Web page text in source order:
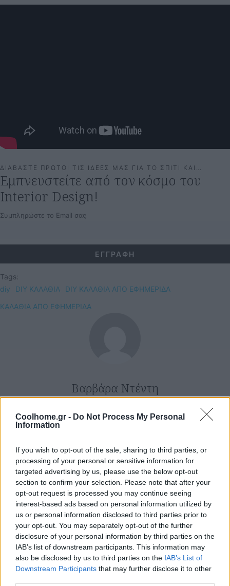
Coolhome.gr - Do Not Process My Personal
Information
If you wish to opt-out of the sale, sharing to third parties, or
processing of your personal or sensitive information for
targeted advertising by us, please use the below opt-out
section to confirm your selection. Please note that after your
opt-out request is processed you may continue seeing
interest-based ads based on personal information utilized by
us or personal information disclosed to third parties prior to
your opt-out. You may separately opt-out of the further
disclosure of your personal information by third parties on the
IAB’s list of downstream participants. This information may
also be disclosed by us to third parties on the IAB’s List of
Downstream Participants that may further disclose it to other
ΔΙΑΒΑΣΤΕ ΠΡΩΤΟΙ ΤΙΣ ΙΔΕΕΣ ΜΑΣ ΓΙΑ ΤΟ ΣΠΙΤΙ ΚΑΙ…
Εμπνευστείτε από τον κόσμο του
Interior Design!
Συμπληρώστε το Email σας
Tags:
diy
DIY ΚΑΛΑΘΙΑ
DIY ΚΑΛΑΘΙΑ ΑΠΟ ΕΦΗΜΕΡΙΔΑ
ΚΑΛΑΘΙΑ ΑΠΟ ΕΦΗΜΕΡΙΔΑ
Βαρβάρα Ντέντη
Δείτε επίσης…
13 Ιουλίου 0202 ·
O νέος
προσωπικός
χώρος
εργασίας
ΜΠΑΝΙΟ Συσκευές
Το Dual-
Drum
πλυντήριο
της Haier
έχει δύο
κάδους,
touchscreen
και
επικοινωνεί
SMART HOME &
DEVICES
ΛΕΥΚΕΣ ΣΥΣΚΕΥΕΣ
Grundig
VUX. Να πώς
θα είναι η
έξυπνη
κουζίνα του
μέλλοντος!